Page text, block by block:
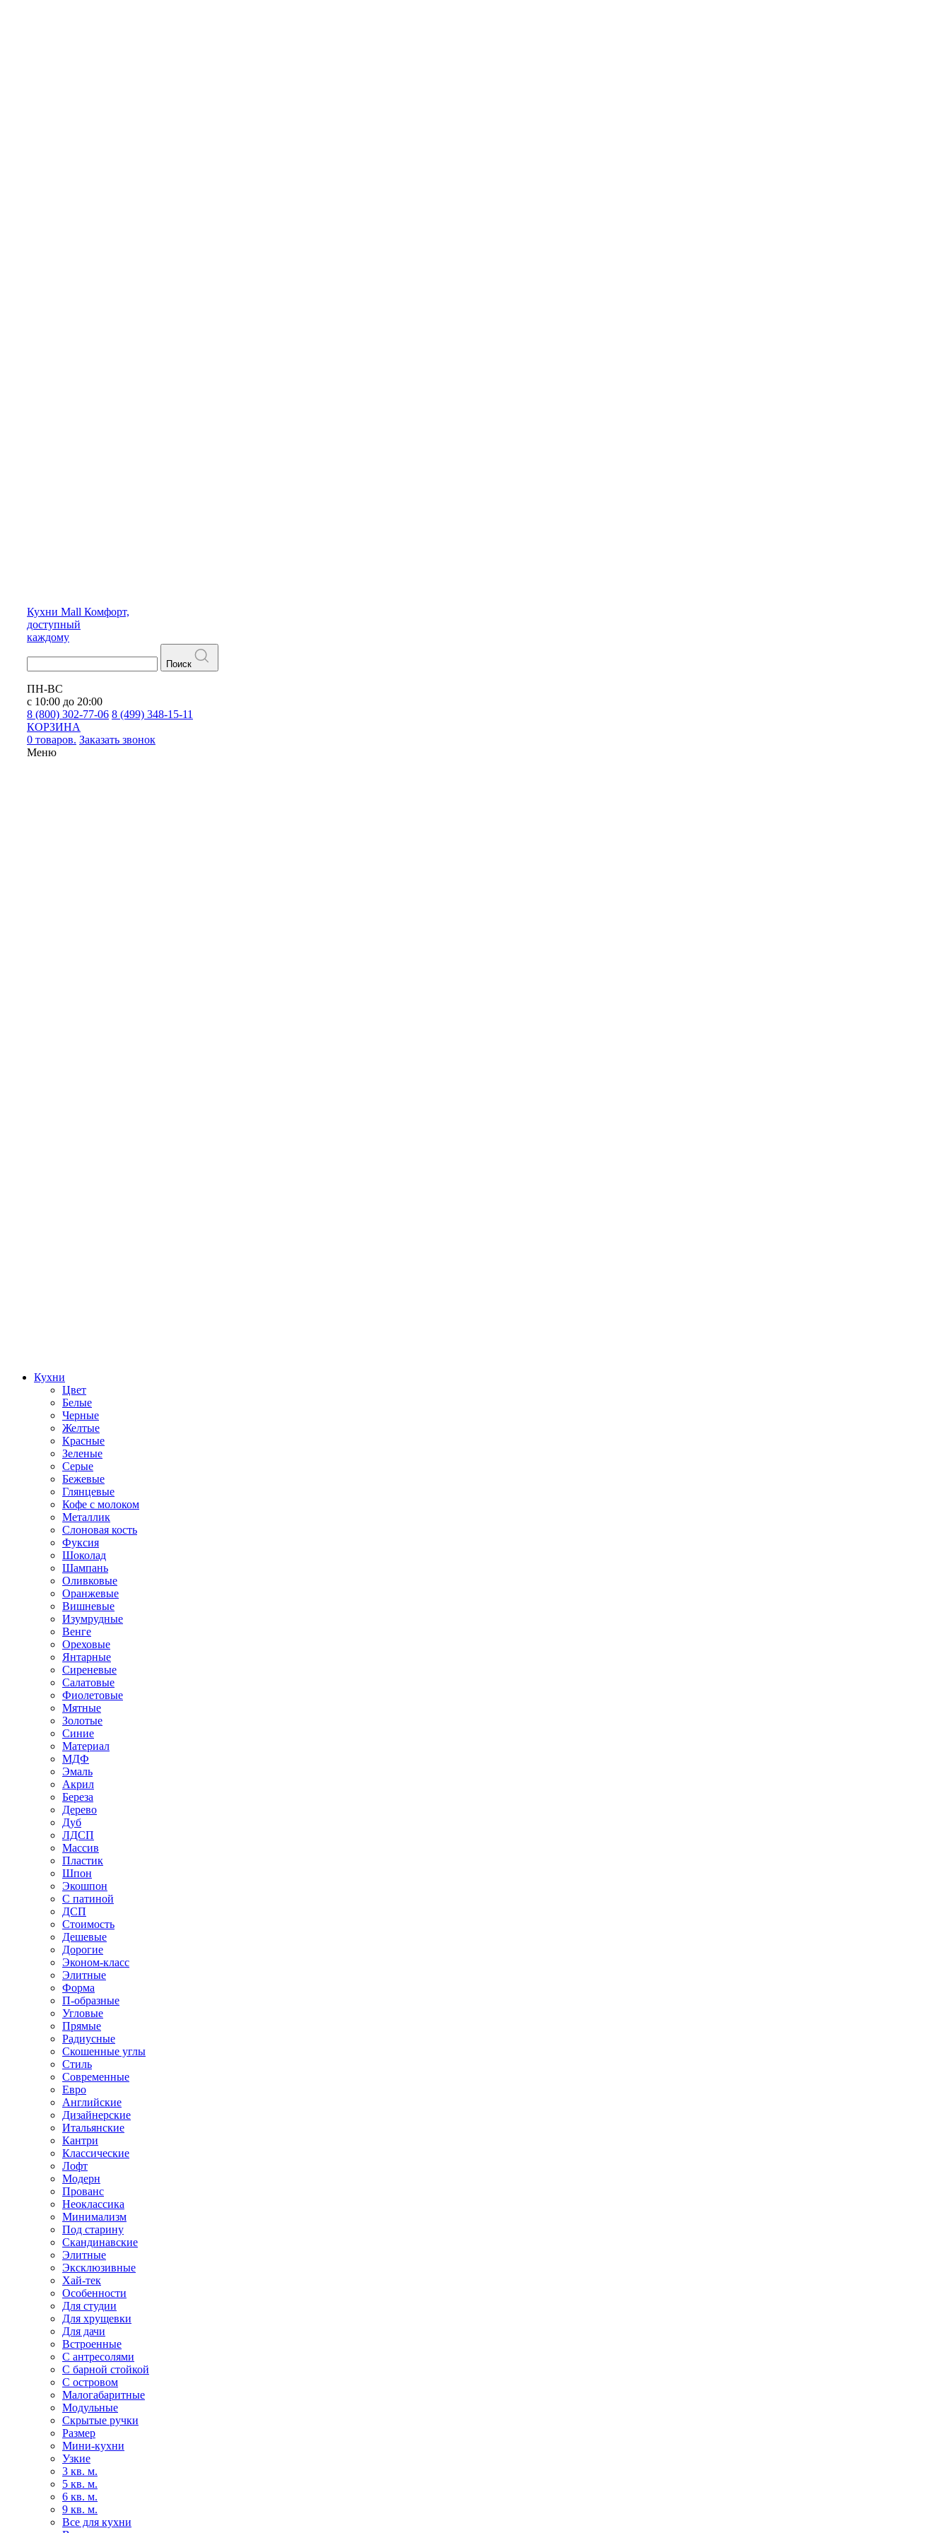
Кухни Mall Комфорт,
доступный
каждому
Поиск
ПН-ВС
с 10:00 до 20:00
8 (800) 302-77-06 8 (499) 348-15-11
КОРЗИНА
0 товаров. Заказать звонок
Меню
Кухни
Цвет
Белые
Черные
Желтые
Красные
Зеленые
Серые
Бежевые
Глянцевые
Кофе с молоком
Металлик
Слоновая кость
Фуксия
Шоколад
Шампань
Оливковые
Оранжевые
Вишневые
Изумрудные
Венге
Ореховые
Янтарные
Сиреневые
Салатовые
Фиолетовые
Мятные
Золотые
Синие
Материал
МДФ
Эмаль
Акрил
Береза
Дерево
Дуб
ЛДСП
Массив
Пластик
Шпон
Экошпон
С патиной
ДСП
Стоимость
Дешевые
Дорогие
Эконом-класс
Элитные
Форма
П-образные
Угловые
Прямые
Радиусные
Скошенные углы
Стиль
Современные
Евро
Английские
Дизайнерские
Итальянские
Кантри
Классические
Лофт
Модерн
Прованс
Неоклассика
Минимализм
Под старину
Скандинавские
Элитные
Эксклюзивные
Хай-тек
Особенности
Для студии
Для хрущевки
Для дачи
Встроенные
С антресолями
С барной стойкой
С островом
Малогабаритные
Модульные
Скрытые ручки
Размер
Мини-кухни
Узкие
3 кв. м.
5 кв. м.
6 кв. м.
9 кв. м.
Все для кухни